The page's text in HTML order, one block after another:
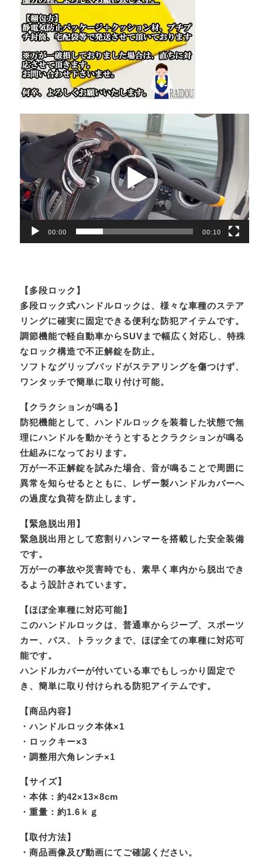
プ
レ
00:00 00:10
【多段ロック】
多段ロック式ハンドルロックは、様々な車種のステア
リングに確実に固定できる便利な防犯アイテムです。
調節機能で軽自動車からSUVまで幅広く対応し、特殊
なロック構造で不正解錠を防止。
ソフトなグリップパッドがステアリングを傷つけず、
ワンタッチで簡単に取り付け可能。
【クラクションが鳴る】
防犯機能として、ハンドルロックを装着した状態で無
理にハンドルを動かそうとするとクラクションが鳴る
仕組みになっております。
万が一不正解錠を試みた場合、音が鳴ることで周囲に
異常を知らせるとともに、レザー製ハンドルカバーへ
の過度な負荷を防止します。
【緊急脱出用】
緊急脱出用として窓割りハンマーを搭載した安全装備
です。
万が一の事故や災害時でも、素早く車内から脱出でき
るよう設計されています。
【ほぼ全車種に対応可能】
このハンドルロックは、普通車からジープ、スポーツ
カー、バス、トラックまで、ほぼ全ての車種に対応可
能です。
ハンドルカバーが付いている車でもしっかり固定で
き、簡単に取り付けられる防犯アイテムです。
【商品内容】
・ハンドルロック本体×1
・ロックキー×3
・調整用六角レンチ×1
【サイズ】
・本体：約42×13×8cm
・重量：約1.6ｋｇ
【取付方法】
・商品画像及び動画にてご確認ください。